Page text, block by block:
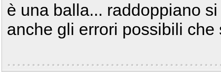
è una balla... raddoppiano
anche gli errori possibili che